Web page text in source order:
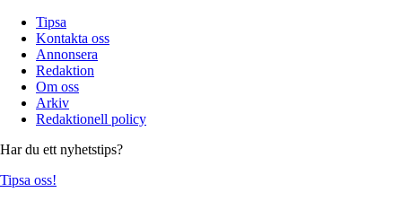
Tipsa
Kontakta oss
Annonsera
Redaktion
Om oss
Arkiv
Redaktionell policy
Har du ett nyhetstips?
Tipsa oss!